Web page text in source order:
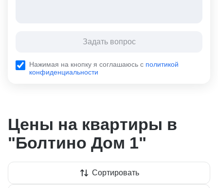
Задать вопрос
Нажимая на кнопку я соглашаюсь с политикой
конфиденциальности
Цены на квартиры в
"Болтино Дом 1"
Сортировать